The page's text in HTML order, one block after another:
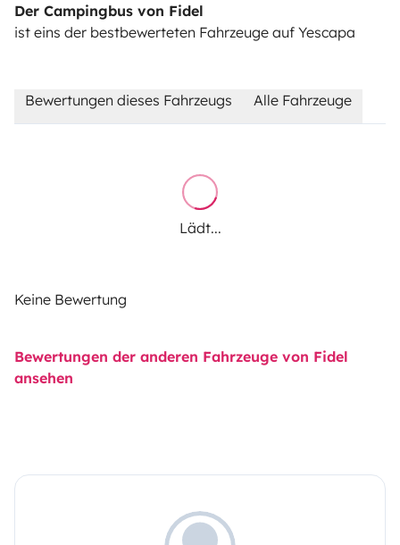
Der Campingbus von Fidel
ist eins der bestbewerteten Fahrzeuge auf Yescapa
Bewertungen dieses Fahrzeugs Alle Fahrzeuge
Lädt...
Keine Bewertung
Bewertungen der anderen Fahrzeuge von Fidel
ansehen